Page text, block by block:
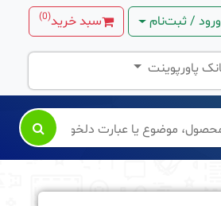
ورود / ثبت‌نام سبد خرید(
0
)
پاورپوینت
